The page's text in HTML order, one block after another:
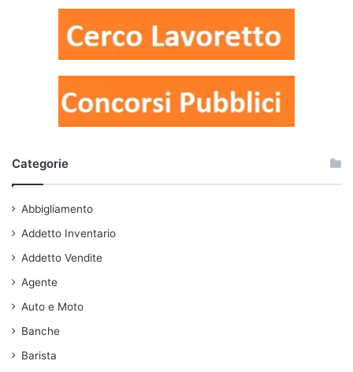
Categorie
Abbigliamento
Addetto Inventario
Addetto Vendite
Agente
Auto e Moto
Banche
Barista